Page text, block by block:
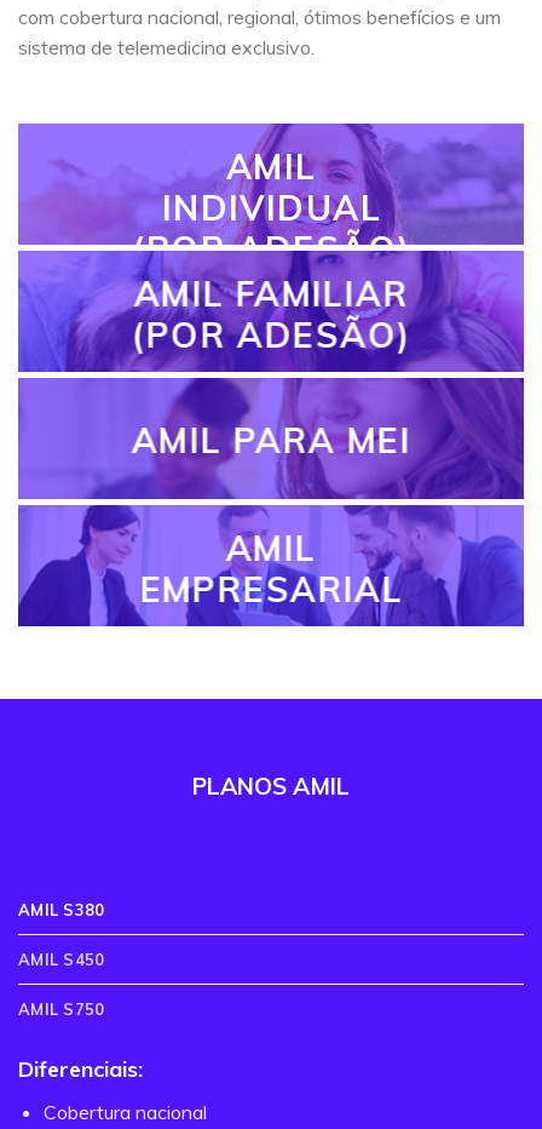
com cobertura nacional, regional, ótimos benefícios e um
sistema de telemedicina exclusivo.
AMIL
INDIVIDUAL
(POR ADESÃO)
AMIL FAMILIAR
(POR ADESÃO)
AMIL PARA MEI
AMIL
EMPRESARIAL
PLANOS AMIL
AMIL S380
AMIL S450
AMIL S750
Diferenciais:
Cobertura nacional